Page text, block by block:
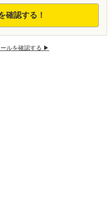
確認する！
ルを確認する ▶︎